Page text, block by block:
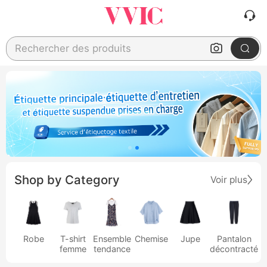
Rechercher des produits
Shop by Category Voir plus
Robe
T-shirt
femme
Ensemble
tendance
Chemise Jupe
Pantalon
décontracté